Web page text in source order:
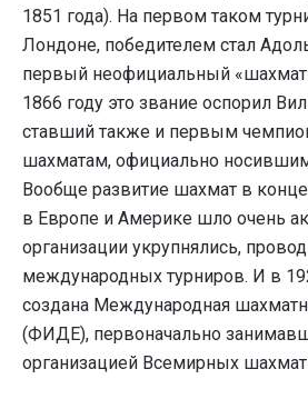
1851 года). На первом таком
Лондоне, победителем стал
первый неофициальный
1866 году это звание оспорил
ставший также и первым
шахматам, официально
Вообще развитие шахмат в
в Европе и Америке шло очень
организации укрупнялись,
международных турниров. И в
создана Международная
(ФИДЕ), первоначально
организацией Всемирных